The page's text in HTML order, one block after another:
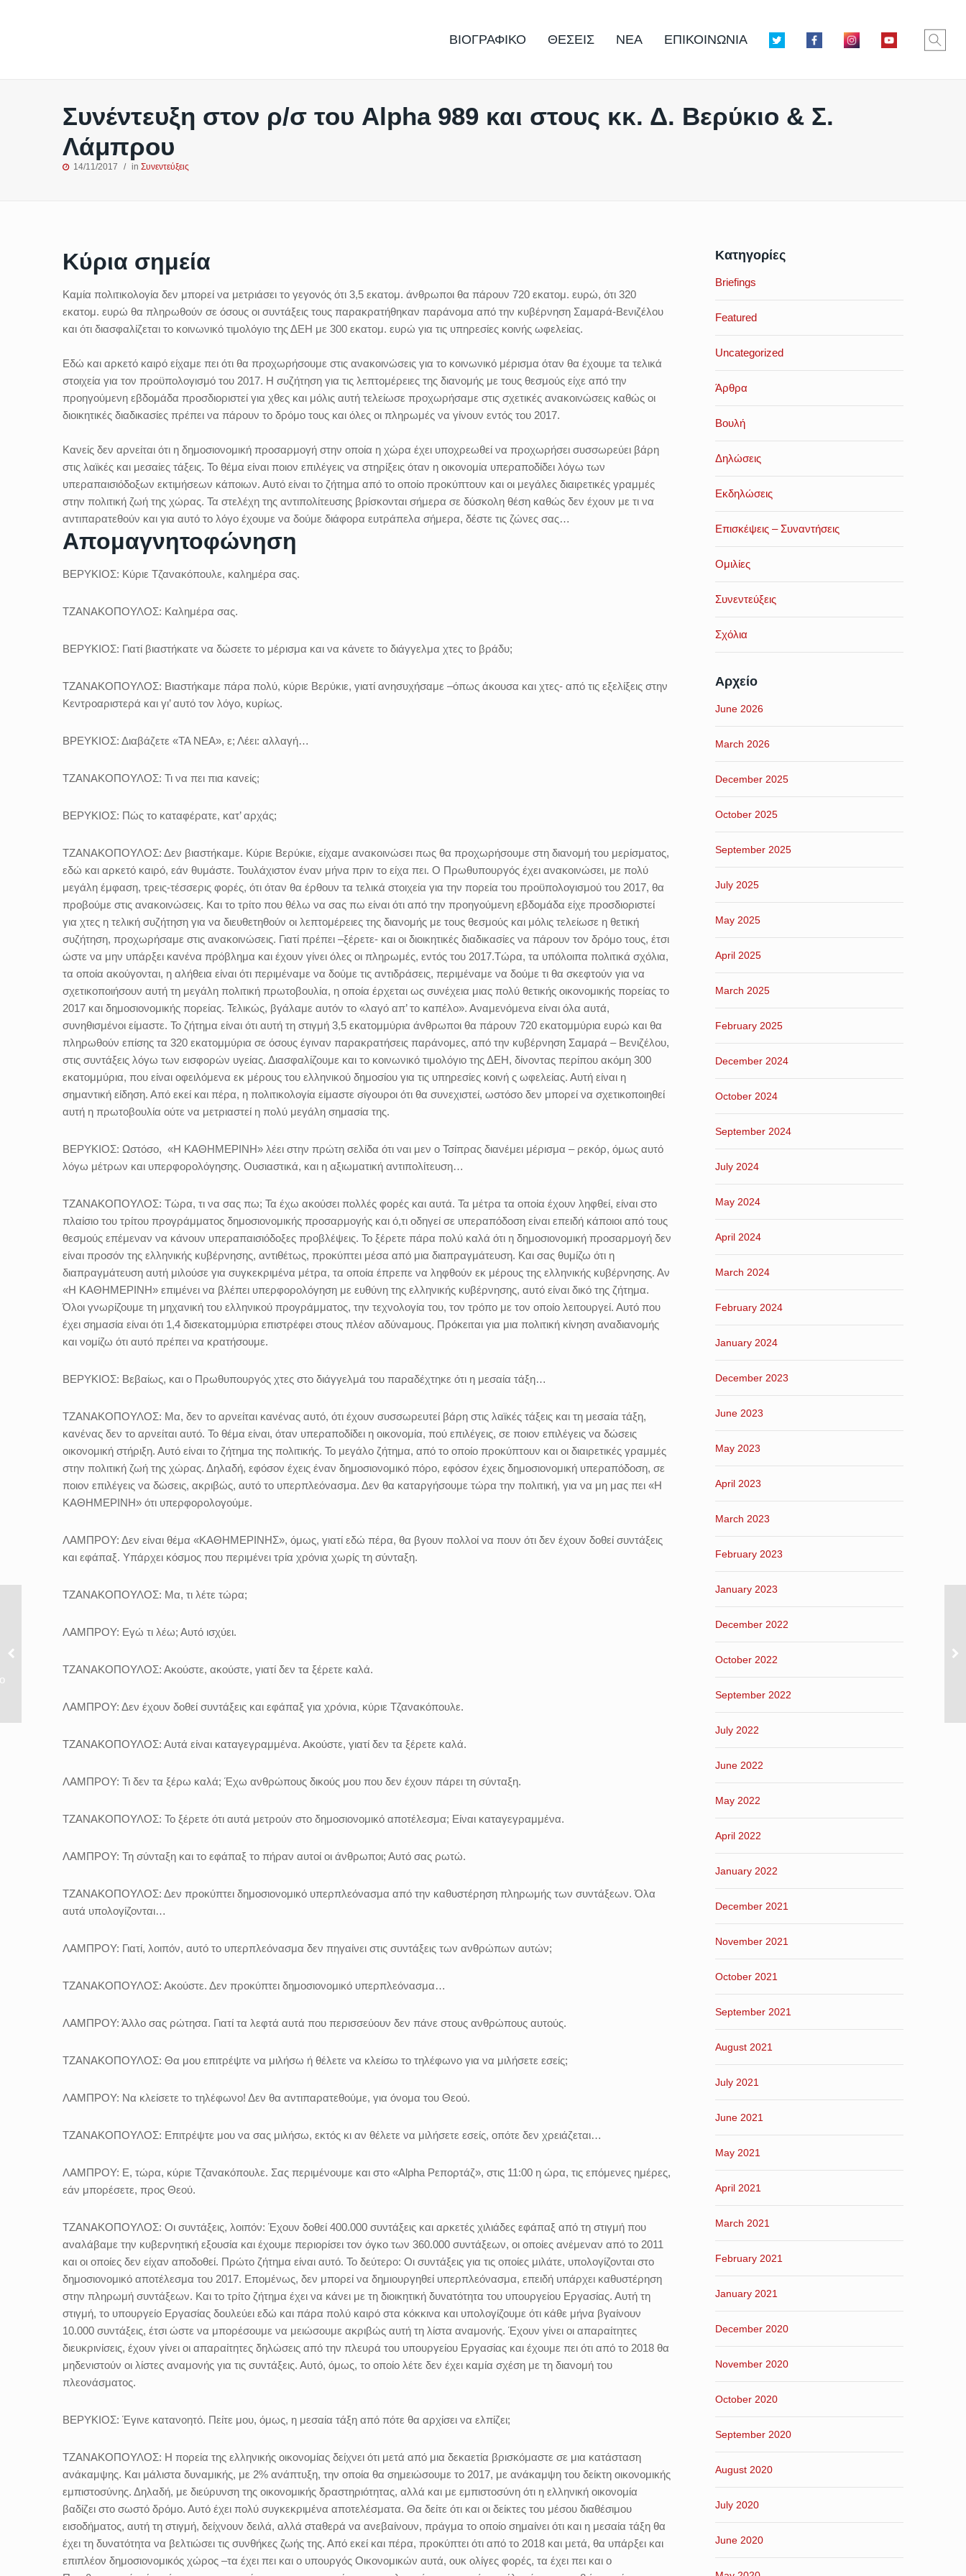
ΒΙΟΓΡΑΦΙΚΟ ΘΕΣΕΙΣ ΝΕΑ ΕΠΙΚΟΙΝΩΝΙΑ
Συνέντευξη στον ρ/σ του Alpha 989 και στους κκ. Δ. Βερύκιο & Σ.
Λάμπρου
14/11/2017 in Συνεντεύξεις
Κύρια σημεία
Καμία πολιτικολογία δεν μπορεί να μετριάσει το γεγονός ότι 3,5 εκατομ. άνθρωποι θα πάρουν 720 εκατομ. ευρώ, ότι 320
εκατομ. ευρώ θα πληρωθούν σε όσους οι συντάξεις τους παρακρατήθηκαν παράνομα από την κυβέρνηση Σαμαρά-Βενιζέλου
και ότι διασφαλίζεται το κοινωνικό τιμολόγιο της ΔΕΗ με 300 εκατομ. ευρώ για τις υπηρεσίες κοινής ωφελείας.
Εδώ και αρκετό καιρό είχαμε πει ότι θα προχωρήσουμε στις ανακοινώσεις για το κοινωνικό μέρισμα όταν θα έχουμε τα τελικά
στοιχεία για τον προϋπολογισμό του 2017. Η συζήτηση για τις λεπτομέρειες της διανομής με τους θεσμούς είχε από την
προηγούμενη εβδομάδα προσδιοριστεί για χθες και μόλις αυτή τελείωσε προχωρήσαμε στις σχετικές ανακοινώσεις καθώς οι
διοικητικές διαδικασίες πρέπει να πάρουν το δρόμο τους και όλες οι πληρωμές να γίνουν εντός του 2017.
Κανείς δεν αρνείται ότι η δημοσιονομική προσαρμογή στην οποία η χώρα έχει υποχρεωθεί να προχωρήσει συσσωρεύει βάρη
στις λαϊκές και μεσαίες τάξεις. Το θέμα είναι ποιον επιλέγεις να στηρίξεις όταν η οικονομία υπεραποδίδει λόγω των
υπεραπαισιόδοξων εκτιμήσεων κάποιων. Αυτό είναι το ζήτημα από το οποίο προκύπτουν και οι μεγάλες διαιρετικές γραμμές
στην πολιτική ζωή της χώρας. Τα στελέχη της αντιπολίτευσης βρίσκονται σήμερα σε δύσκολη θέση καθώς δεν έχουν με τι να
αντιπαρατεθούν και για αυτό το λόγο έχουμε να δούμε διάφορα ευτράπελα σήμερα, δέστε τις ζώνες σας…
Απομαγνητοφώνηση
ΒΕΡΥΚΙΟΣ: Κύριε Τζανακόπουλε, καλημέρα σας.
ΤΖΑΝΑΚΟΠΟΥΛΟΣ: Καλημέρα σας.
ΒΕΡΥΚΙΟΣ: Γιατί βιαστήκατε να δώσετε το μέρισμα και να κάνετε το διάγγελμα χτες το βράδυ;
ΤΖΑΝΑΚΟΠΟΥΛΟΣ: Βιαστήκαμε πάρα πολύ, κύριε Βερύκιε, γιατί ανησυχήσαμε –όπως άκουσα και χτες- από τις εξελίξεις στην
Κεντροαριστερά και γι’ αυτό τον λόγο, κυρίως.
ΒΡΕΥΚΙΟΣ: Διαβάζετε «ΤΑ ΝΕΑ», ε; Λέει: αλλαγή…
ΤΖΑΝΑΚΟΠΟΥΛΟΣ: Τι να πει πια κανείς;
ΒΕΡΥΚΙΟΣ: Πώς το καταφέρατε, κατ’ αρχάς;
ΤΖΑΝΑΚΟΠΟΥΛΟΣ: Δεν βιαστήκαμε. Κύριε Βερύκιε, είχαμε ανακοινώσει πως θα προχωρήσουμε στη διανομή του μερίσματος,
εδώ και αρκετό καιρό, εάν θυμάστε. Τουλάχιστον έναν μήνα πριν το είχα πει. Ο Πρωθυπουργός έχει ανακοινώσει, με πολύ
μεγάλη έμφαση, τρεις-τέσσερις φορές, ότι όταν θα έρθουν τα τελικά στοιχεία για την πορεία του προϋπολογισμού του 2017, θα
προβούμε στις ανακοινώσεις. Και το τρίτο που θέλω να σας πω είναι ότι από την προηγούμενη εβδομάδα είχε προσδιοριστεί
για χτες η τελική συζήτηση για να διευθετηθούν οι λεπτομέρειες της διανομής με τους θεσμούς και μόλις τελείωσε η θετική
συζήτηση, προχωρήσαμε στις ανακοινώσεις. Γιατί πρέπει –ξέρετε- και οι διοικητικές διαδικασίες να πάρουν τον δρόμο τους, έτσι
ώστε να μην υπάρξει κανένα πρόβλημα και έχουν γίνει όλες οι πληρωμές, εντός του 2017.Τώρα, τα υπόλοιπα πολιτικά σχόλια,
τα οποία ακούγονται, η αλήθεια είναι ότι περιμέναμε να δούμε τις αντιδράσεις, περιμέναμε να δούμε τι θα σκεφτούν για να
σχετικοποιήσουν αυτή τη μεγάλη πολιτική πρωτοβουλία, η οποία έρχεται ως συνέχεια μιας πολύ θετικής οικονομικής πορείας το
2017 και δημοσιονομικής πορείας. Τελικώς, βγάλαμε αυτόν το «λαγό απ’ το καπέλο». Αναμενόμενα είναι όλα αυτά,
συνηθισμένοι είμαστε. Το ζήτημα είναι ότι αυτή τη στιγμή 3,5 εκατομμύρια άνθρωποι θα πάρουν 720 εκατομμύρια ευρώ και θα
πληρωθούν επίσης τα 320 εκατομμύρια σε όσους έγιναν παρακρατήσεις παράνομες, από την κυβέρνηση Σαμαρά – Βενιζέλου,
στις συντάξεις λόγω των εισφορών υγείας. Διασφαλίζουμε και το κοινωνικό τιμολόγιο της ΔΕΗ, δίνοντας περίπου ακόμη 300
εκατομμύρια, που είναι οφειλόμενα εκ μέρους του ελληνικού δημοσίου για τις υπηρεσίες κοινή ς ωφελείας. Αυτή είναι η
σημαντική είδηση. Από εκεί και πέρα, η πολιτικολογία είμαστε σίγουροι ότι θα συνεχιστεί, ωστόσο δεν μπορεί να σχετικοποιηθεί
αυτή η πρωτοβουλία ούτε να μετριαστεί η πολύ μεγάλη σημασία της.
ΒΕΡΥΚΙΟΣ: Ωστόσο, «Η ΚΑΘΗΜΕΡΙΝΗ» λέει στην πρώτη σελίδα ότι ναι μεν ο Τσίπρας διανέμει μέρισμα – ρεκόρ, όμως αυτό
λόγω μέτρων και υπερφορολόγησης. Ουσιαστικά, και η αξιωματική αντιπολίτευση…
ΤΖΑΝΑΚΟΠΟΥΛΟΣ: Τώρα, τι να σας πω; Τα έχω ακούσει πολλές φορές και αυτά. Τα μέτρα τα οποία έχουν ληφθεί, είναι στο
πλαίσιο του τρίτου προγράμματος δημοσιονομικής προσαρμογής και ό,τι οδηγεί σε υπεραπόδοση είναι επειδή κάποιοι από τους
θεσμούς επέμεναν να κάνουν υπεραπαισιόδοξες προβλέψεις. Το ξέρετε πάρα πολύ καλά ότι η δημοσιονομική προσαρμογή δεν
είναι προσόν της ελληνικής κυβέρνησης, αντιθέτως, προκύπτει μέσα από μια διαπραγμάτευση. Και σας θυμίζω ότι η
διαπραγμάτευση αυτή μιλούσε για συγκεκριμένα μέτρα, τα οποία έπρεπε να ληφθούν εκ μέρους της ελληνικής κυβέρνησης. Αν
«Η ΚΑΘΗΜΕΡΙΝΗ» επιμένει να βλέπει υπερφορολόγηση με ευθύνη της ελληνικής κυβέρνησης, αυτό είναι δικό της ζήτημα.
Όλοι γνωρίζουμε τη μηχανική του ελληνικού προγράμματος, την τεχνολογία του, τον τρόπο με τον οποίο λειτουργεί. Αυτό που
έχει σημασία είναι ότι 1,4 δισεκατομμύρια επιστρέφει στους πλέον αδύναμους. Πρόκειται για μια πολιτική κίνηση αναδιανομής
και νομίζω ότι αυτό πρέπει να κρατήσουμε.
ΒΕΡΥΚΙΟΣ: Βεβαίως, και ο Πρωθυπουργός χτες στο διάγγελμά του παραδέχτηκε ότι η μεσαία τάξη…
ΤΖΑΝΑΚΟΠΟΥΛΟΣ: Μα, δεν το αρνείται κανένας αυτό, ότι έχουν συσσωρευτεί βάρη στις λαϊκές τάξεις και τη μεσαία τάξη,
κανένας δεν το αρνείται αυτό. Το θέμα είναι, όταν υπεραποδίδει η οικονομία, πού επιλέγεις, σε ποιον επιλέγεις να δώσεις
οικονομική στήριξη. Αυτό είναι το ζήτημα της πολιτικής. Το μεγάλο ζήτημα, από το οποίο προκύπτουν και οι διαιρετικές γραμμές
στην πολιτική ζωή της χώρας. Δηλαδή, εφόσον έχεις έναν δημοσιονομικό πόρο, εφόσον έχεις δημοσιονομική υπεραπόδοση, σε
ποιον επιλέγεις να δώσεις, ακριβώς, αυτό το υπερπλεόνασμα. Δεν θα καταργήσουμε τώρα την πολιτική, για να μη μας πει «Η
ΚΑΘΗΜΕΡΙΝΗ» ότι υπερφορολογούμε.
ΛΑΜΠΡΟΥ: Δεν είναι θέμα «ΚΑΘΗΜΕΡΙΝΗΣ», όμως, γιατί εδώ πέρα, θα βγουν πολλοί να πουν ότι δεν έχουν δοθεί συντάξεις
και εφάπαξ. Υπάρχει κόσμος που περιμένει τρία χρόνια χωρίς τη σύνταξη.
ΤΖΑΝΑΚΟΠΟΥΛΟΣ: Μα, τι λέτε τώρα;
ΛΑΜΠΡΟΥ: Εγώ τι λέω; Αυτό ισχύει.
ΤΖΑΝΑΚΟΠΟΥΛΟΣ: Ακούστε, ακούστε, γιατί δεν τα ξέρετε καλά.
ΛΑΜΠΡΟΥ: Δεν έχουν δοθεί συντάξεις και εφάπαξ για χρόνια, κύριε Τζανακόπουλε.
ΤΖΑΝΑΚΟΠΟΥΛΟΣ: Αυτά είναι καταγεγραμμένα. Ακούστε, γιατί δεν τα ξέρετε καλά.
ΛΑΜΠΡΟΥ: Τι δεν τα ξέρω καλά; Έχω ανθρώπους δικούς μου που δεν έχουν πάρει τη σύνταξη.
ΤΖΑΝΑΚΟΠΟΥΛΟΣ: Το ξέρετε ότι αυτά μετρούν στο δημοσιονομικό αποτέλεσμα; Είναι καταγεγραμμένα.
ΛΑΜΠΡΟΥ: Τη σύνταξη και το εφάπαξ το πήραν αυτοί οι άνθρωποι; Αυτό σας ρωτώ.
ΤΖΑΝΑΚΟΠΟΥΛΟΣ: Δεν προκύπτει δημοσιονομικό υπερπλεόνασμα από την καθυστέρηση πληρωμής των συντάξεων. Όλα
αυτά υπολογίζονται…
ΛΑΜΠΡΟΥ: Γιατί, λοιπόν, αυτό το υπερπλεόνασμα δεν πηγαίνει στις συντάξεις των ανθρώπων αυτών;
ΤΖΑΝΑΚΟΠΟΥΛΟΣ: Ακούστε. Δεν προκύπτει δημοσιονομικό υπερπλεόνασμα…
ΛΑΜΠΡΟΥ: Άλλο σας ρώτησα. Γιατί τα λεφτά αυτά που περισσεύουν δεν πάνε στους ανθρώπους αυτούς.
ΤΖΑΝΑΚΟΠΟΥΛΟΣ: Θα μου επιτρέψτε να μιλήσω ή θέλετε να κλείσω το τηλέφωνο για να μιλήσετε εσείς;
ΛΑΜΠΡΟΥ: Να κλείσετε το τηλέφωνο! Δεν θα αντιπαρατεθούμε, για όνομα του Θεού.
ΤΖΑΝΑΚΟΠΟΥΛΟΣ: Επιτρέψτε μου να σας μιλήσω, εκτός κι αν θέλετε να μιλήσετε εσείς, οπότε δεν χρειάζεται…
ΛΑΜΠΡΟΥ: Ε, τώρα, κύριε Τζανακόπουλε. Σας περιμένουμε και στο «Alpha Ρεπορτάζ», στις 11:00 η ώρα, τις επόμενες ημέρες,
εάν μπορέσετε, προς Θεού.
ΤΖΑΝΑΚΟΠΟΥΛΟΣ: Οι συντάξεις, λοιπόν: Έχουν δοθεί 400.000 συντάξεις και αρκετές χιλιάδες εφάπαξ από τη στιγμή που
αναλάβαμε την κυβερνητική εξουσία και έχουμε περιορίσει τον όγκο των 360.000 συντάξεων, οι οποίες ανέμεναν από το 2011
και οι οποίες δεν είχαν αποδοθεί. Πρώτο ζήτημα είναι αυτό. Το δεύτερο: Οι συντάξεις για τις οποίες μιλάτε, υπολογίζονται στο
δημοσιονομικό αποτέλεσμα του 2017. Επομένως, δεν μπορεί να δημιουργηθεί υπερπλεόνασμα, επειδή υπάρχει καθυστέρηση
στην πληρωμή συντάξεων. Και το τρίτο ζήτημα έχει να κάνει με τη διοικητική δυνατότητα του υπουργείου Εργασίας. Αυτή τη
στιγμή, το υπουργείο Εργασίας δουλεύει εδώ και πάρα πολύ καιρό στα κόκκινα και υπολογίζουμε ότι κάθε μήνα βγαίνουν
10.000 συντάξεις, έτσι ώστε να μπορέσουμε να μειώσουμε ακριβώς αυτή τη λίστα αναμονής. Έχουν γίνει οι απαραίτητες
διευκρινίσεις, έχουν γίνει οι απαραίτητες δηλώσεις από την πλευρά του υπουργείου Εργασίας και έχουμε πει ότι από το 2018 θα
μηδενιστούν οι λίστες αναμονής για τις συντάξεις. Αυτό, όμως, το οποίο λέτε δεν έχει καμία σχέση με τη διανομή του
πλεονάσματος.
ΒΕΡΥΚΙΟΣ: Έγινε κατανοητό. Πείτε μου, όμως, η μεσαία τάξη από πότε θα αρχίσει να ελπίζει;
ΤΖΑΝΑΚΟΠΟΥΛΟΣ: Η πορεία της ελληνικής οικονομίας δείχνει ότι μετά από μια δεκαετία βρισκόμαστε σε μια κατάσταση
ανάκαμψης. Και μάλιστα δυναμικής, με 2% ανάπτυξη, την οποία θα σημειώσουμε το 2017, με ανάκαμψη του δείκτη οικονομικής
εμπιστοσύνης. Δηλαδή, με διεύρυνση της οικονομικής δραστηριότητας, αλλά και με εμπιστοσύνη ότι η ελληνική οικονομία
βαδίζει στο σωστό δρόμο. Αυτό έχει πολύ συγκεκριμένα αποτελέσματα. Θα δείτε ότι και οι δείκτες του μέσου διαθέσιμου
εισοδήματος, αυτή τη στιγμή, δείχνουν δειλά, αλλά σταθερά να ανεβαίνουν, πράγμα το οποίο σημαίνει ότι και η μεσαία τάξη θα
έχει τη δυνατότητα να βελτιώσει τις συνθήκες ζωής της. Από εκεί και πέρα, προκύπτει ότι από το 2018 και μετά, θα υπάρξει και
επιπλέον δημοσιονομικός χώρος –τα έχει πει και ο υπουργός Οικονομικών αυτά, ουκ ολίγες φορές, τα έχει πει και ο
Κατηγορίες
Briefings
Featured
Uncategorized
Άρθρα
Βουλή
Δηλώσεις
Εκδηλώσεις
Επισκέψεις – Συναντήσεις
Ομιλίες
Συνεντεύξεις
Σχόλια
Αρχείο
June 2026
March 2026
December 2025
October 2025
September 2025
July 2025
May 2025
April 2025
March 2025
February 2025
December 2024
October 2024
September 2024
July 2024
May 2024
April 2024
March 2024
February 2024
January 2024
December 2023
June 2023
May 2023
April 2023
March 2023
February 2023
January 2023
December 2022
October 2022
September 2022
July 2022
June 2022
May 2022
April 2022
January 2022
December 2021
November 2021
October 2021
September 2021
August 2021
July 2021
June 2021
May 2021
April 2021
March 2021
February 2021
January 2021
December 2020
November 2020
October 2020
September 2020
August 2020
July 2020
June 2020